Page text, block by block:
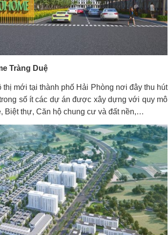
Tràng Duệ
mới tại thành phố Hải Phòng nơi đây thu hút
số ít các dự án được xây dựng với quy mô
Biệt thự, Căn hộ chung cư và đất nền,…